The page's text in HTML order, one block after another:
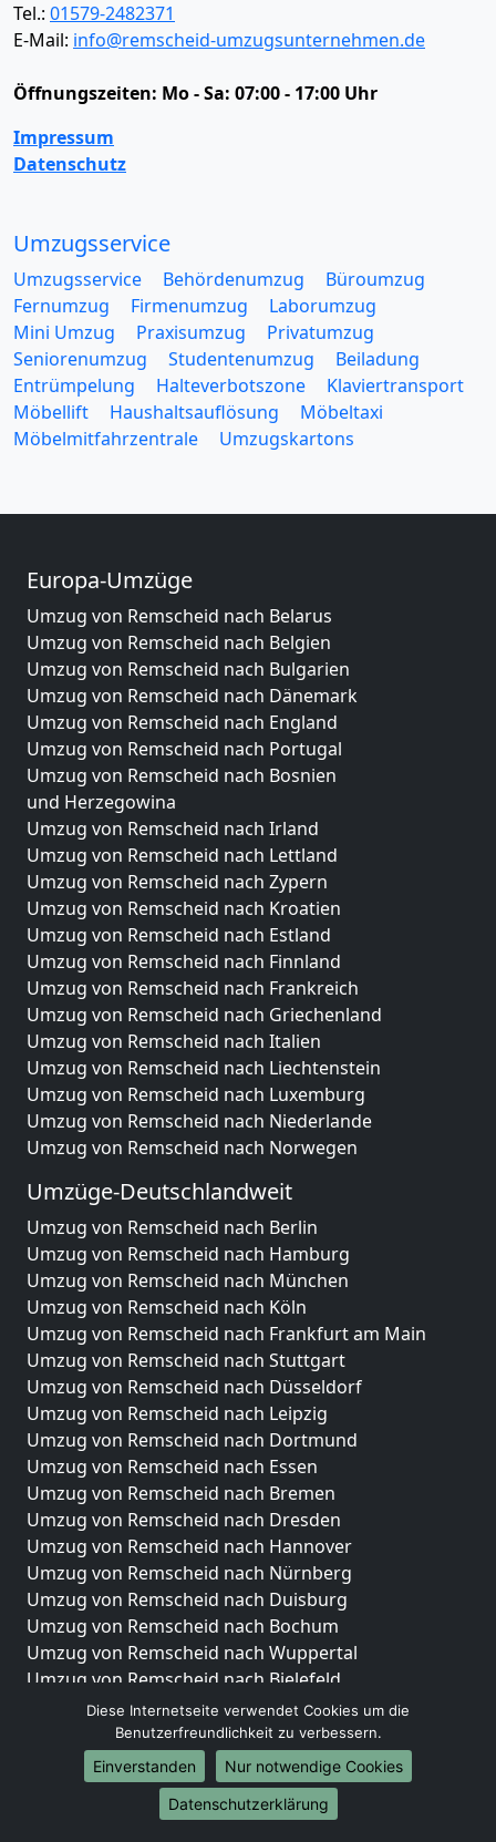
Tel.: 01579-2482371
E-Mail: info@remscheid-umzugsunternehmen.de
Öffnungszeiten: Mo - Sa: 07:00 - 17:00 Uhr
Impressum
Datenschutz
Umzugsservice
Umzugsservice Behördenumzug
Büroumzug
Fernumzug
Firmenumzug
Laborumzug
Mini Umzug
Praxisumzug
Privatumzug
Seniorenumzug
Studentenumzug
Beiladung
Entrümpelung
Halteverbotszone
Klaviertransport
Möbellift
Haushaltsauflösung
Möbeltaxi
Möbelmitfahrzentrale
Umzugskartons
Europa-Umzüge
Umzug von Remscheid nach Belarus
Umzug von Remscheid nach Belgien
Umzug von Remscheid nach Bulgarien
Umzug von Remscheid nach Dänemark
Umzug von Remscheid nach England
Umzug von Remscheid nach Portugal
Umzug von Remscheid nach Bosnien
und Herzegowina
Umzug von Remscheid nach Irland
Umzug von Remscheid nach Lettland
Umzug von Remscheid nach Zypern
Umzug von Remscheid nach Kroatien
Umzug von Remscheid nach Estland
Umzug von Remscheid nach Finnland
Umzug von Remscheid nach Frankreich
Umzug von Remscheid nach Griechenland
Umzug von Remscheid nach Italien
Umzug von Remscheid nach Liechtenstein
Umzug von Remscheid nach Luxemburg
Umzug von Remscheid nach Niederlande
Umzug von Remscheid nach Norwegen
Umzüge-Deutschlandweit
Umzug von Remscheid nach Berlin
Umzug von Remscheid nach Hamburg
Umzug von Remscheid nach München
Umzug von Remscheid nach Köln
Umzug von Remscheid nach Frankfurt am Main
Umzug von Remscheid nach Stuttgart
Umzug von Remscheid nach Düsseldorf
Umzug von Remscheid nach Leipzig
Umzug von Remscheid nach Dortmund
Umzug von Remscheid nach Essen
Umzug von Remscheid nach Bremen
Umzug von Remscheid nach Dresden
Umzug von Remscheid nach Hannover
Umzug von Remscheid nach Nürnberg
Umzug von Remscheid nach Duisburg
Umzug von Remscheid nach Bochum
Umzug von Remscheid nach Wuppertal
Umzug von Remscheid nach Bielefeld
Umzug von Remscheid nach Bonn
Umzug von Remscheid nach Münster
Internationale-Umzüge
Umzug von Remscheid nach Brasilien
Diese Internetseite verwendet Cookies um die
Benutzerfreundlichkeit zu verbessern.
Einverstanden
Nur notwendige Cookies
Datenschutzerklärung